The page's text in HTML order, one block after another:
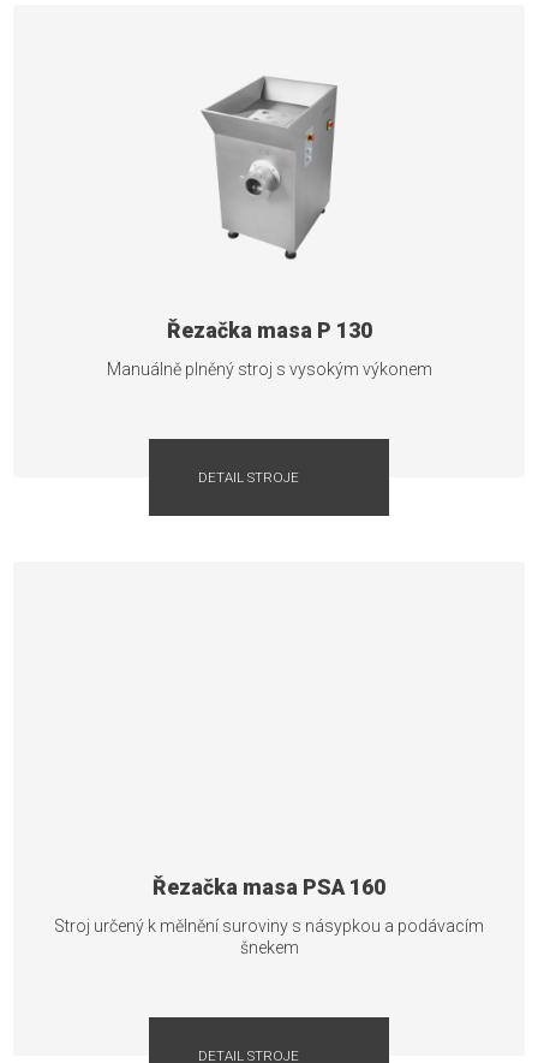
Řezačka masa P 130
Manuálně plněný stroj s vysokým výkonem
Řezačka masa PSA 160
Stroj určený k mělnění suroviny s násypkou a podávacím
šnekem